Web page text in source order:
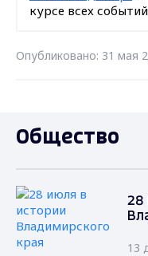
курсе всех
Опубликовано: 31 мая
Общество
28
13